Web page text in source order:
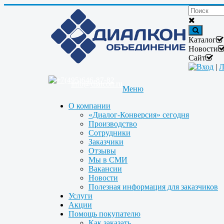
Каталог
Новости
Сайт
Вход |
Меню
О компании
«Диалог-Конверсия» сегодня
Производство
Сотрудники
Заказчики
Отзывы
Мы в СМИ
Вакансии
Новости
Полезная информация для заказчиков
Услуги
Акции
Помощь покупателю